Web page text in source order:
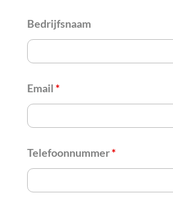
Bedrijfsnaam
Email*
Telefoonnummer*